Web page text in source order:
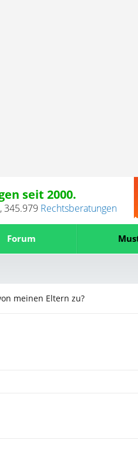
seit 2000.
,345.979 Rechtsberatungen
Forum
meinen Eltern zu?